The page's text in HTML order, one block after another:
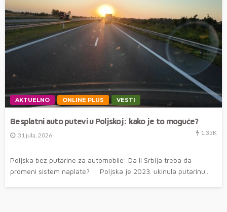
AKTUELNO ONLINE PLUS VESTI
Besplatni auto putevi u Poljskoj: kako je to moguće?
31 jula, 2026 1.35K
Poljska bez putarine za automobile: Da li Srbija treba da
promeni sistem naplate? Poljska je 2023. ukinula putarinu...